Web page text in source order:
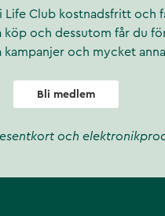
Life Club kostnadsfritt och
köp och dessutom får du
kampanjer och mycket
Bli medlem
och